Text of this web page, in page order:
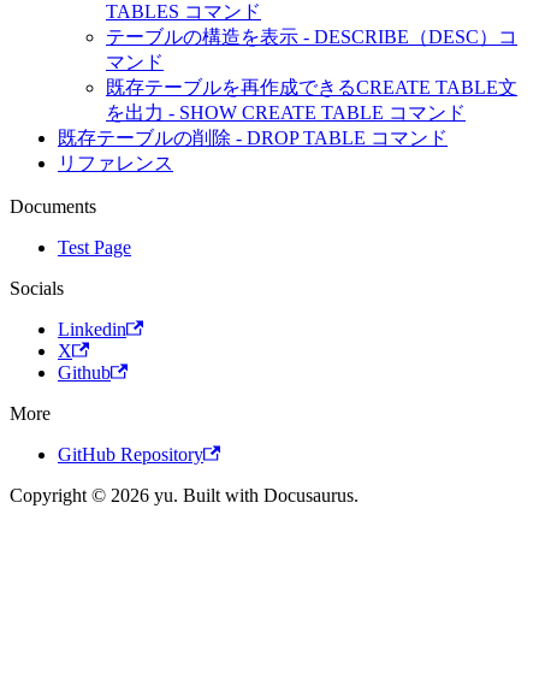
TABLES コマンド
テーブルの構造を表示 - DESCRIBE（DESC）コ
マンド
既存テーブルを再作成できるCREATE TABLE文
を出力 - SHOW CREATE TABLE コマンド
既存テーブルの削除 - DROP TABLE コマンド
リファレンス
Documents
Test Page
Socials
Linkedin
X
Github
More
GitHub Repository
Copyright © 2026 yu. Built with Docusaurus.